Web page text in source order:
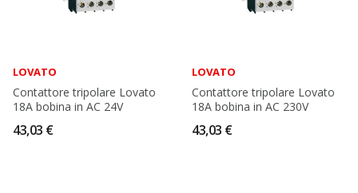
LOVATO
Contattore tripolare Lovato
18A bobina in AC 24V
43,03 €
LOVATO
Contattore tripolare Lovato
18A bobina in AC 230V
43,03 €